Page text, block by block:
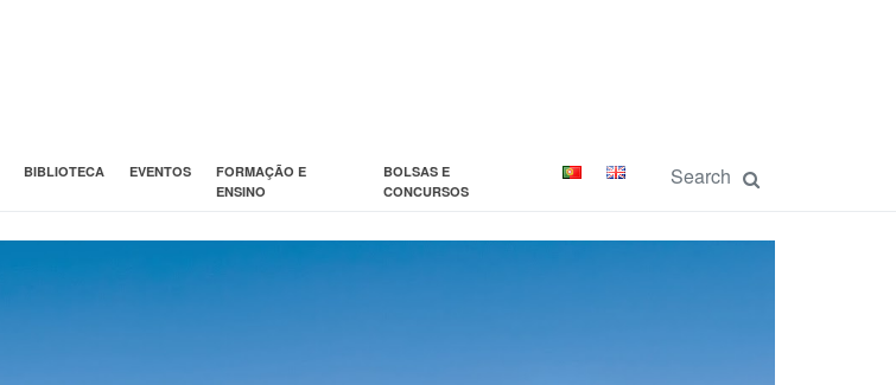
BIBLIOTECA EVENTOS
FORMAÇÃO E
ENSINO
BOLSAS E
CONCURSOS